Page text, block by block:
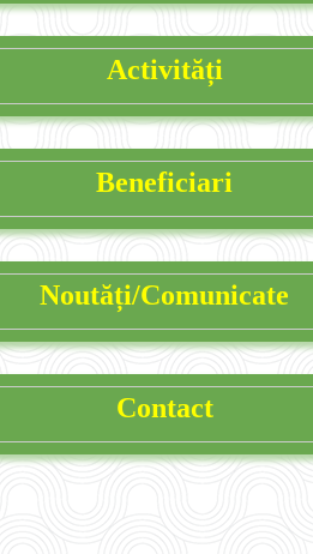
Activități
Beneficiari
Noutăți/Comunicate
Contact